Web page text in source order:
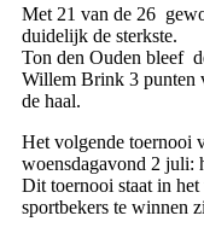
Met 21 van de 26
duidelijk de sterkste.
Ton den Ouden bleef
Willem Brink 3 punten
de haal.
Het volgende toernooi
woensdagavond 2 juli:
Dit toernooi staat in
sportbekers te winnen